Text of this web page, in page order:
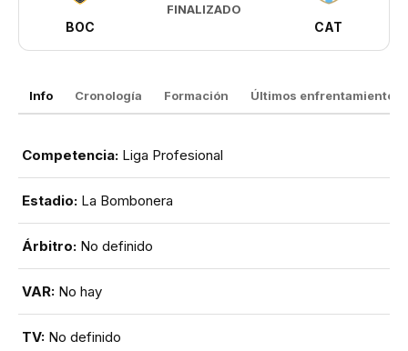
BOC
FINALIZADO
CAT
Info Cronología Formación Últimos enfrentamientos
Competencia: Liga Profesional
Estadio: La Bombonera
Árbitro: No definido
VAR: No hay
TV: No definido